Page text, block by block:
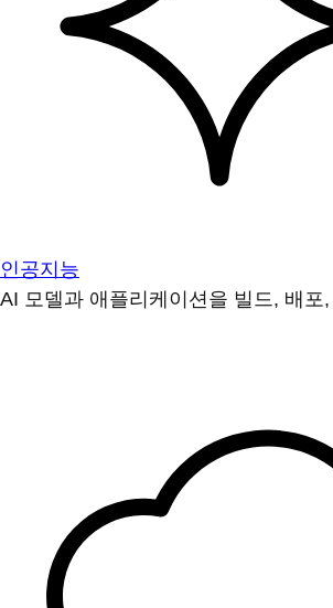
인공지능
AI 모델과 애플리케이션을 빌드, 배포